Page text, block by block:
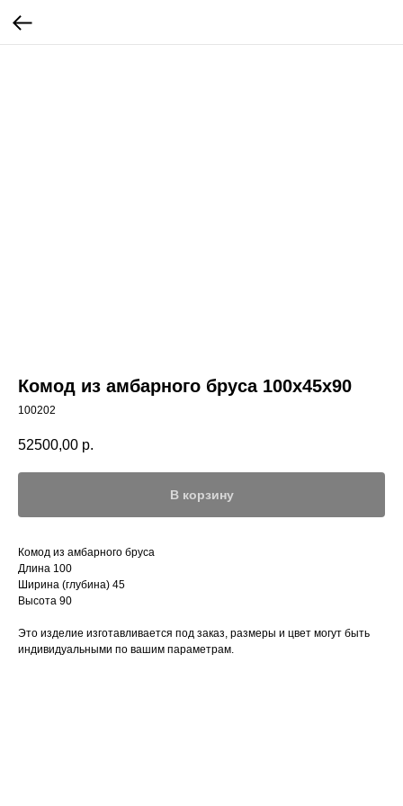
Комод из амбарного бруса 100x45x90
100202
52500,00 р.
В корзину
Комод из амбарного бруса
Длина 100
Ширина (глубина) 45
Высота 90
Это изделие изготавливается под заказ, размеры и цвет могут быть
индивидуальными по вашим параметрам.